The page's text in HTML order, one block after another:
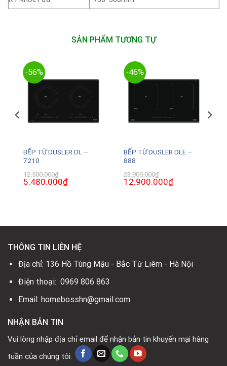
SẢN PHẨM TƯƠNG TỰ
-56%
BẾP TỪ DUSLER DL –
7210
12.500.000₫
Giá
gốc
5.480.000₫Giá
hiện
-46%
BẾP TỪ DUSLER DLE –
888
23.900.000₫
Giá
gốc
12.900.000₫Giá
hiện
THÔNG TIN LIÊN HỆ
Địa chỉ: 136 Hồ Tùng Mậu - Bắc Từ Liêm - Hà Nội
Điện thoại: 0969 806 863
Email: homebosshn@gmail.com
NHẬN BẢN TIN
Vui lòng nhập địa chỉ email để nhận bản tin khuyến mại hàng
tuần của chúng tôi: